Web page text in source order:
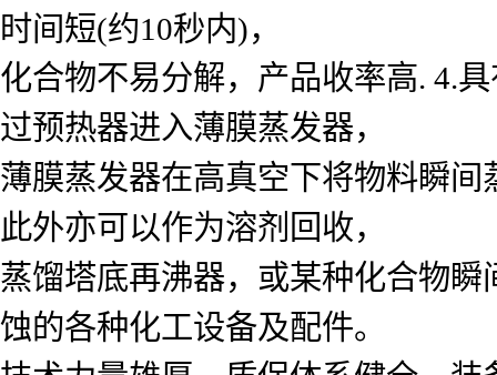
时间短(约10秒内)，
化合物不易分解，产品收率高. 4.
过预热器进入薄膜蒸发器，
薄膜蒸发器在高真空下将物料瞬
此外亦可以作为溶剂回收，
蒸馏塔底再沸器，或某种化合物
蚀的各种化工设备及配件。